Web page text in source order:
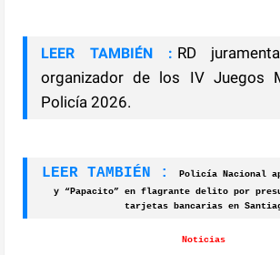
LEER TAMBIÉN : RD
organizador de los IV Juegos
Policía 2026.
LEER TAMBIÉN :
Policía Nacional
y “Papacito” en flagrante delito por
tarjetas bancarias en
Noticias